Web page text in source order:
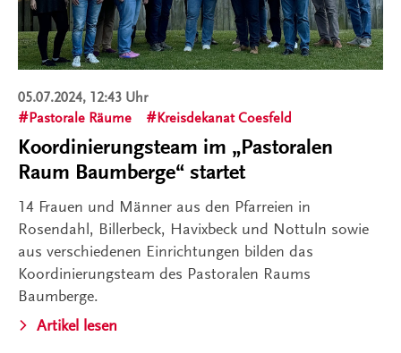
05.07.2024, 12:43 Uhr
Pastorale Räume
Kreisdekanat Coesfeld
Koordinierungsteam im „Pastoralen
Raum Baumberge“ startet
14 Frauen und Männer aus den Pfarreien in
Rosendahl, Billerbeck, Havixbeck und Nottuln sowie
aus verschiedenen Einrichtungen bilden das
Koordinierungsteam des Pastoralen Raums
Baumberge.
Artikel lesen